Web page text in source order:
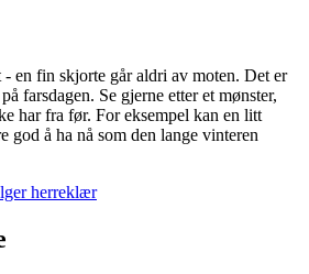
en fin skjorte går aldri av moten. Det er
farsdagen. Se gjerne etter et mønster,
har fra før. For eksempel kan en litt
å ha nå som den lange vinteren
herreklær